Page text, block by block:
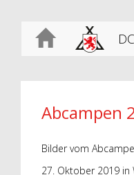
Abcampen
Bilder vom
27. Oktober 2019